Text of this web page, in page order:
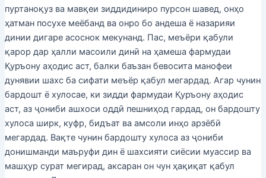
пуртаноқуз ва мавқеи зиддидиниро пурсон шавед, онҳо
ҳатман посухе меёбанд ва онро бо андеша ё назарияи
динии дигаре асоснок мекунанд. Пас, меъёри қабули
қарор дар ҳалли масоили динӣ на ҳамеша фармудаи
Қуръону аҳодис аст, балки баъзан бевосита манофеи
дунявии шахс ба сифати меъёр қабул мегардад. Агар чунин
бардошт ё хулосае, ки зидди фармудаи Қуръону аҳодис
аст, аз ҷониби ашхоси оддӣ пешниҳод гардад, он бардошту
хулоса ширк, куфр, бидъат ва амсоли инҳо арзёбӣ
мегардад. Вақте чунин бардошту хулоса аз ҷониби
донишманди маъруфи дин ё шахсияти сиёсии муассир ва
машҳур сурат мегирад, аксаран он чун ҳақиқат қабул